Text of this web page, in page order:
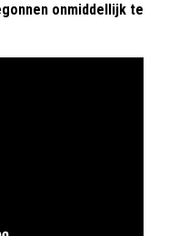
onmiddellijk te